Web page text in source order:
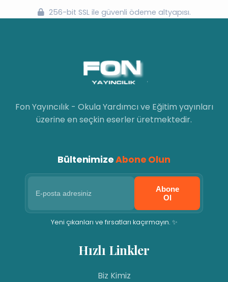
256-bit SSL ile güvenli ödeme altyapısı.
Fon Yayıncılık - Okula Yardımcı ve Eğitim yayınları
üzerine en seçkin eserler üretmektedir.
BültenimizeAbone Olun
Abone
Ol
Yeni çıkanları ve fırsatları kaçırmayın. ✨
Hızlı Linkler
Biz Kimiz